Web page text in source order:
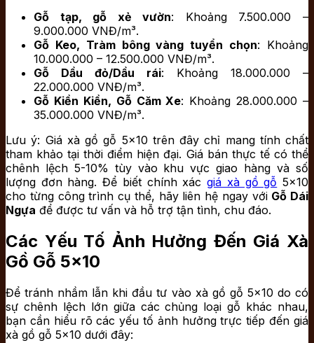
Gỗ tạp, gỗ xẻ vườn: Khoảng 7.500.000 –
9.000.000 VNĐ/m³.
Gỗ Keo, Tràm bông vàng tuyển chọn: Khoảng
10.000.000 – 12.500.000 VNĐ/m³.
Gỗ Dầu đỏ/Dầu rái: Khoảng 18.000.000 –
22.000.000 VNĐ/m³.
Gỗ Kiền Kiền, Gỗ Căm Xe: Khoảng 28.000.000 –
35.000.000 VNĐ/m³.
Lưu ý: Giá xà gồ gỗ 5×10 trên đây chỉ mang tính chất
tham khảo tại thời điểm hiện đại. Giá bán thực tế có thể
chênh lệch 5-10% tùy vào khu vực giao hàng và số
lượng đơn hàng. Để biết chính xácgiá xà gồ gỗ 5×10
cho từng công trình cụ thể, hãy liên hệ ngay với Gỗ Dái
Ngựa để được tư vấn và hỗ trợ tận tình, chu đáo.
Các Yếu Tố Ảnh Hưởng Đến Giá Xà
Gồ Gỗ 5×10
Để tránh nhầm lẫn khi đầu tư vào xà gồ gỗ 5×10 do có
sự chênh lệch lớn giữa các chủng loại gỗ khác nhau,
bạn cần hiểu rõ các yếu tố ảnh hưởng trực tiếp đến giá
xà gồ gỗ 5×10 dưới đây: